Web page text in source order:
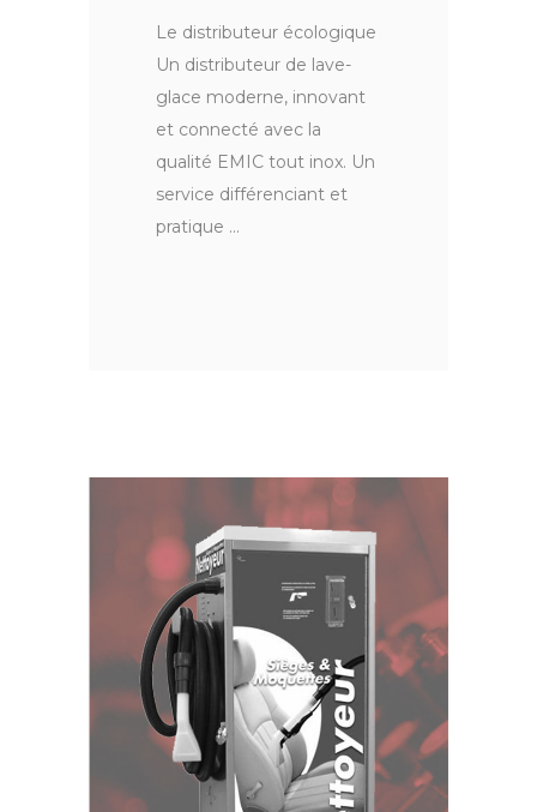
Le distributeur écologique
Un distributeur de lave-
glace moderne, innovant
et connecté avec la
qualité EMIC tout inox. Un
service différenciant et
pratique